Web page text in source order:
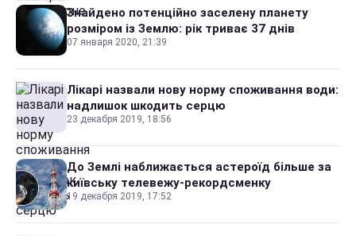
Знайдено потенційно заселену планету
розміром із Землю: рік триває 37 днів
07 января 2020, 21:39
Лікарі назвали нову норму споживання води:
надлишок шкодить серцю
23 декабря 2019, 18:56
До Землі наближається астероїд більше за
київську телевежу-рекордсменку
19 декабря 2019, 17:52